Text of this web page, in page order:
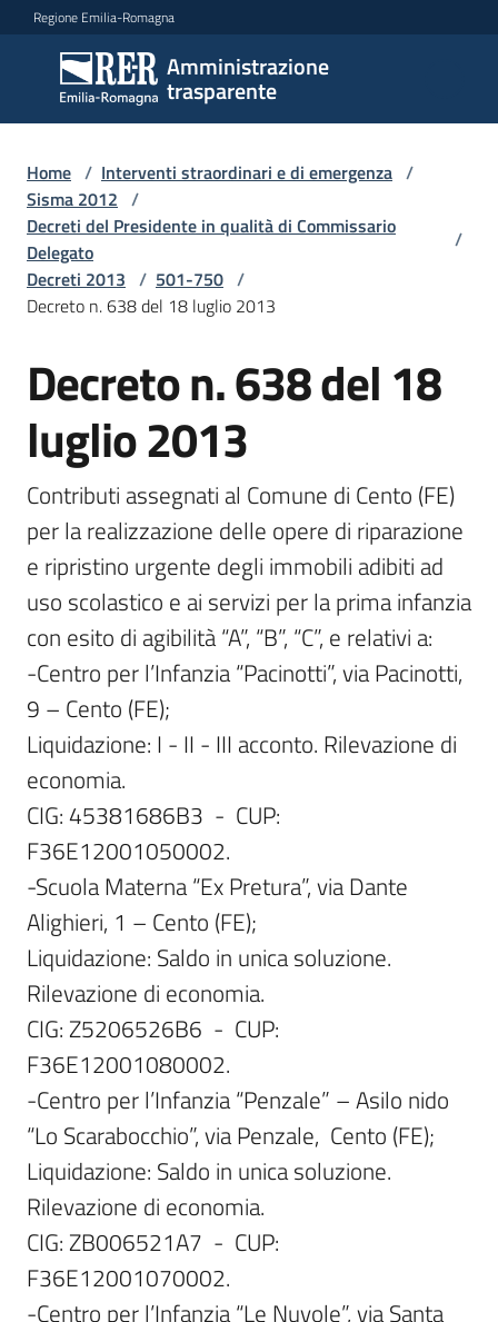
Vai al contenuto
Vai alla navigazione
Vai al footer
Regione Emilia-Romagna
Amministrazione
trasparente
Amministrazione
trasparente
Sottosezioni
Accesso
Home / Interventi straordinari e di emergenza /
Sisma 2012 /
Decreti del Presidente in qualità di Commissario
Delegato
/
Decreti 2013 / 501-750 /
Decreto n. 638 del 18 luglio 2013
Decreto n. 638 del 18
luglio 2013
Contributi assegnati al Comune di Cento (FE)
per la realizzazione delle opere di riparazione
e ripristino urgente degli immobili adibiti ad
uso scolastico e ai servizi per la prima infanzia
con esito di agibilità “A”, “B”, “C”, e relativi a:
-Centro per l’Infanzia “Pacinotti”, via Pacinotti,
9 – Cento (FE);
Liquidazione: I - II - III acconto. Rilevazione di
economia.
CIG: 45381686B3  -  CUP:
F36E12001050002.
-Scuola Materna “Ex Pretura”, via Dante
Alighieri, 1 – Cento (FE);
Liquidazione: Saldo in unica soluzione.
Rilevazione di economia.
CIG: Z5206526B6  -  CUP:
F36E12001080002.
-Centro per l’Infanzia “Penzale” – Asilo nido
“Lo Scarabocchio”, via Penzale,  Cento (FE);
Liquidazione: Saldo in unica soluzione.
Rilevazione di economia.
CIG: ZB006521A7  -  CUP:
F36E12001070002.
-Centro per l’Infanzia “Le Nuvole”, via Santa